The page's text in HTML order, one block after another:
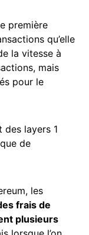
première
qu’elle
la vitesse à
mais
pour le
des layers 1
de
les
frais de
plusieurs